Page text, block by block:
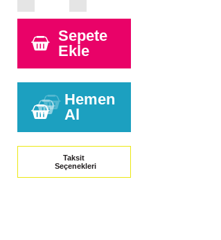
Sepete
Ekle
Hemen
Al
Taksit
Seçenekleri